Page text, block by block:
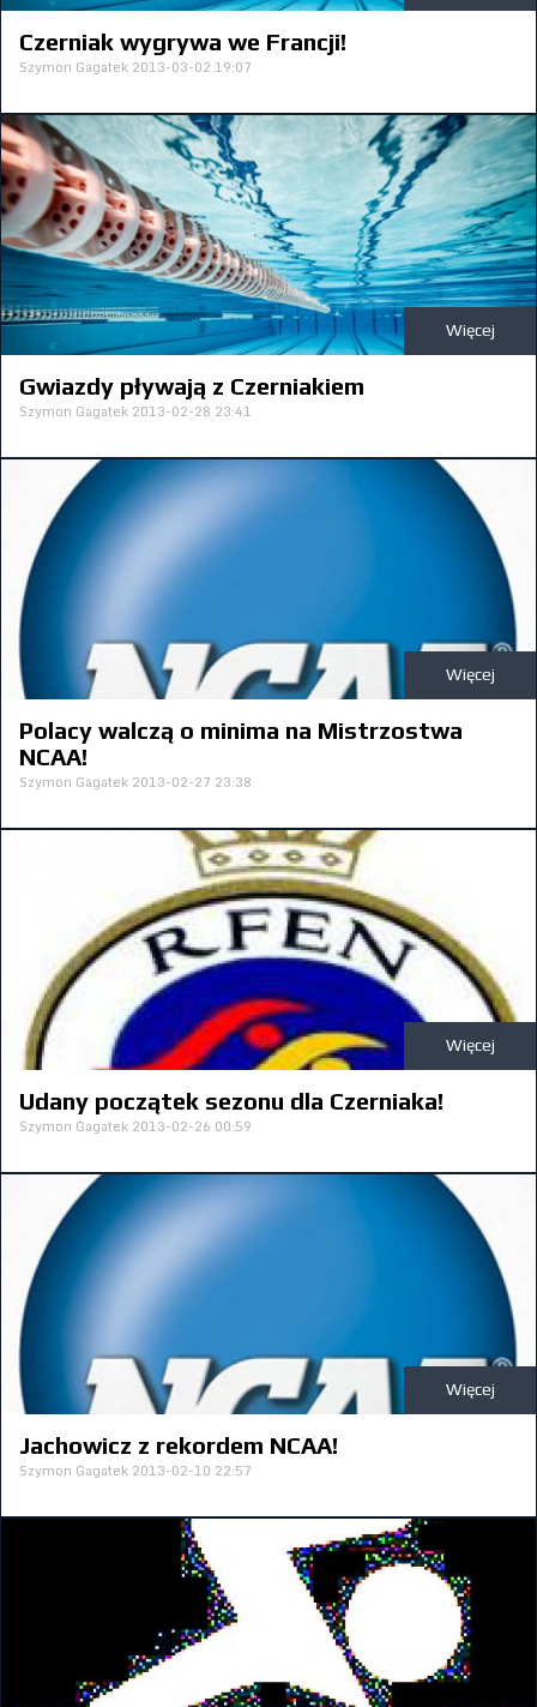
Obozy
Czerniak wygrywa we Francji!
Szymon Gagatek 2013-03-02 19:07
Więcej
Gwiazdy pływają z Czerniakiem
Szymon Gagatek 2013-02-28 23:41
Więcej
Polacy walczą o minima na Mistrzostwa
NCAA!
Szymon Gagatek 2013-02-27 23:38
Więcej
Udany początek sezonu dla Czerniaka!
Szymon Gagatek 2013-02-26 00:59
Więcej
Jachowicz z rekordem NCAA!
Szymon Gagatek 2013-02-10 22:57